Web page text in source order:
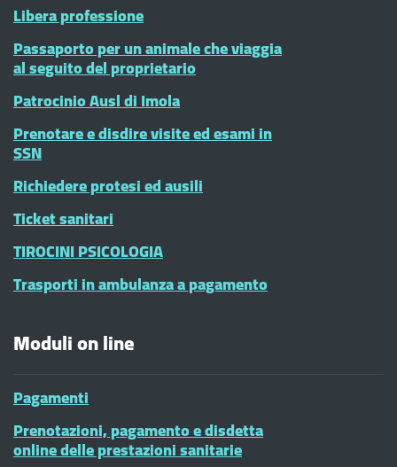
Libera professione
Passaporto per un animale che viaggia
al seguito del proprietario
Patrocinio Ausl di Imola
Prenotare e disdire visite ed esami in
SSN
Richiedere protesi ed ausili
Ticket sanitari
TIROCINI PSICOLOGIA
Trasporti in ambulanza a pagamento
Moduli on line
Pagamenti
Prenotazioni, pagamento e disdetta
online delle prestazioni sanitarie